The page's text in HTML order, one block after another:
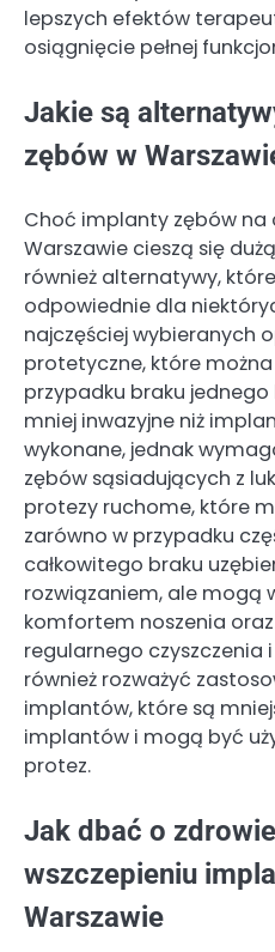
lepszych efektów
osiągnięcie pełnej
Jakie są
zębów w
Choć implanty zębów na
Warszawie cieszą się
również alternatywy,
odpowiednie dla
najczęściej wybieranych
protetyczne, które
przypadku braku jednego
mniej inwazyjne niż
wykonane, jednak
zębów sąsiadujących z
protezy ruchome, które
zarówno w przypadku
całkowitego braku
rozwiązaniem, ale mogą
komfortem noszenia
regularnego czyszczenia
również rozważyć
implantów, które są
implantów i mogą być
protez.
Jak dbać o
wszczepieniu
Warszawie